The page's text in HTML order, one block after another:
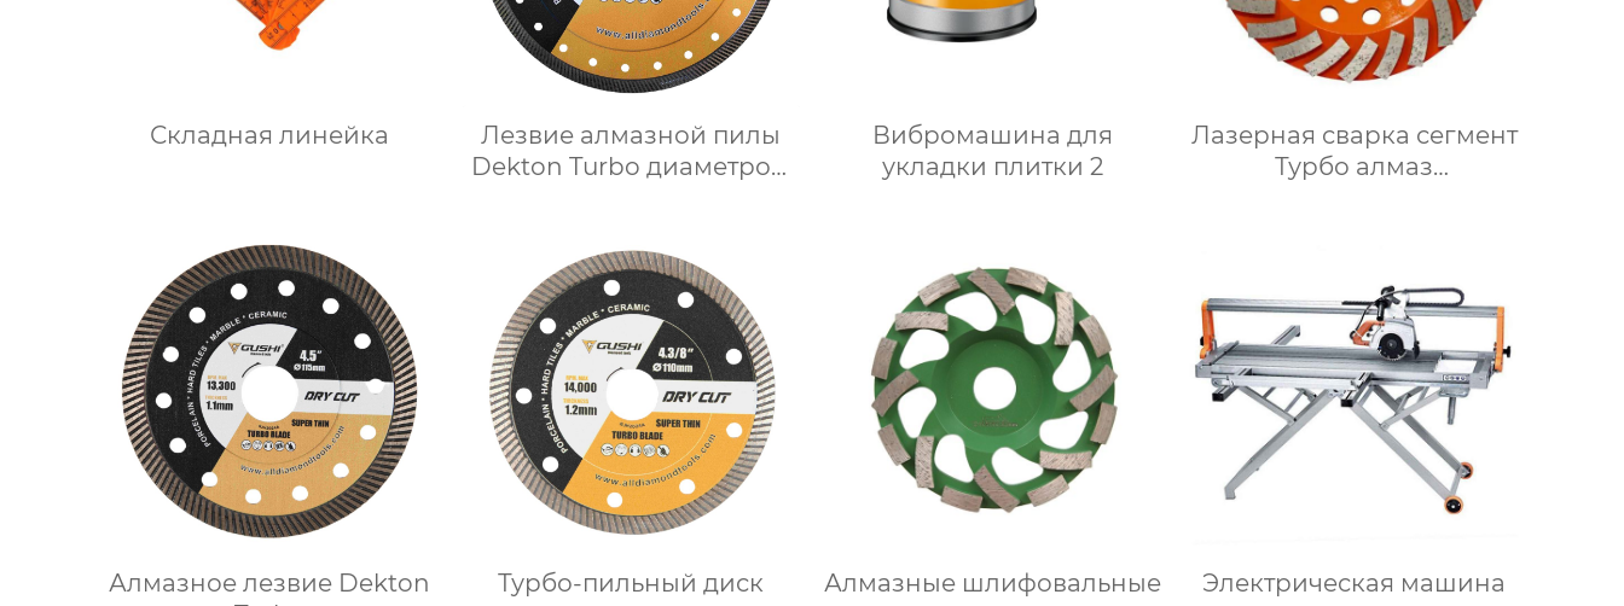
Складная линейка
Лезвие алмазной пилы
Dekton Turbo диаметром
Вибромашина для
укладки плитки 2
Лазерная сварка сегмент
Турбо алмаз
Алмазное лезвие Dekton
Турбо-пильный диск
Алмазные шлифовальные
Электрическая машина